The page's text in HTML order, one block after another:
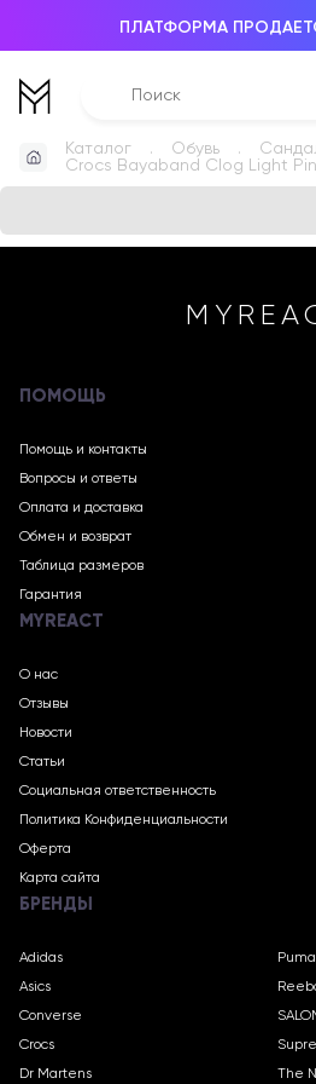
ПЛАТФОРМА
Каталог Обувь
Crocs Bayaband Clog Light
ПОМОЩЬ
Помощь и контакты
Вопросы и ответы
Оплата и доставка
Обмен и возврат
Таблица размеров
Гарантия
MYREACT
О нас
Отзывы
Новости
Статьи
Социальная ответственность
Политика Конфиденциальности
Оферта
Карта сайта
БРЕНДЫ
Adidas
Asics
Converse
Crocs
Dr Martens
Puma
The